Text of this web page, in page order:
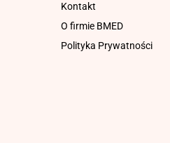
Kontakt
O firmie BMED
Polityka Prywatności